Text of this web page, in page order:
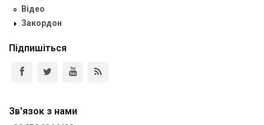
Відео
Закордон
Підпишіться
Зв'язок з нами